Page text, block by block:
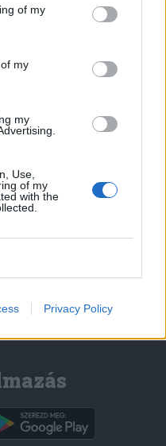
of my
my
my
Use,
of my
with the
Privacy Policy